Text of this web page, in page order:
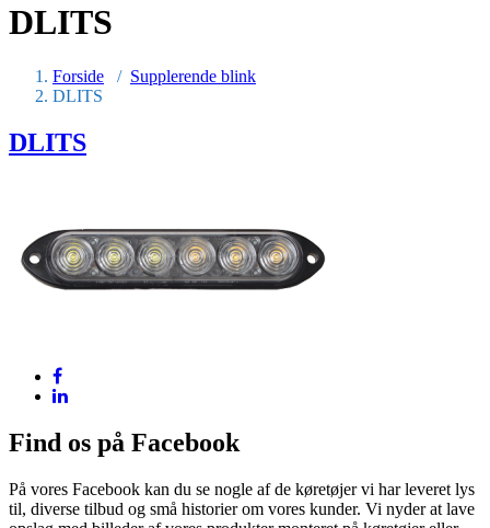
DLITS
Forside / Supplerende blink
DLITS
DLITS
Find os på Facebook
På vores Facebook kan du se nogle af de køretøjer vi har leveret lys
til, diverse tilbud og små historier om vores kunder. Vi nyder at lave